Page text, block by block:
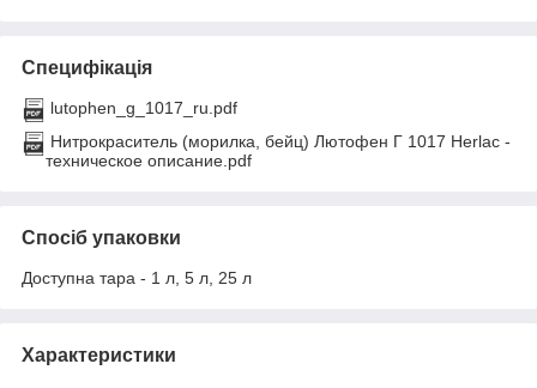
Специфікація
lutophen_g_1017_ru.pdf
Нитрокраситель (морилка, бейц) Лютофен Г 1017 Herlac -
техническое описание.pdf
Спосіб упаковки
Доступна тара - 1 л, 5 л, 25 л
Характеристики